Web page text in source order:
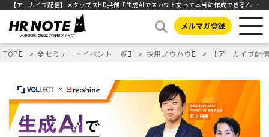
【アーカイブ配信】メタップスHD共催「生成AIでスカウト文って本当に作成できるんですか？」
メルマガ登録
TOP 全セミナー・イベント一覧 採用ノウハウ 【アーカイブ配